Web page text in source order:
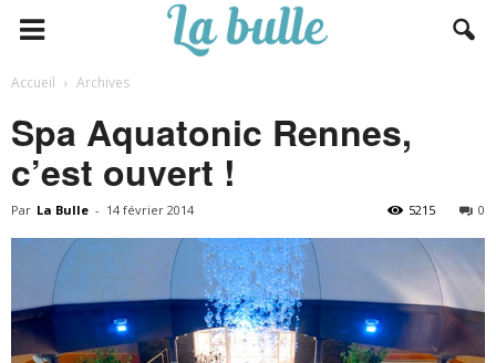
Accueil Archives
Spa Aquatonic Rennes,
c’est ouvert !
Par La Bulle - 14 février 2014 0
5215